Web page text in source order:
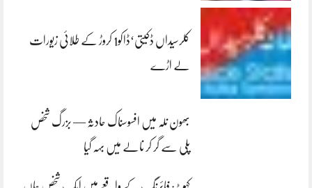
کلرسیداں ڈکیتی‘ڈاکو1 کروڑ کے طلائی زیورات
لے اڑے
بھون نلہ میں افسوسناک حادثہ — بزرگ شخص
پلی سے گر کر نالے میں بہہ گیا
کہوٹہ: فائرنگ کے واقعے میں ایک شخص جاں